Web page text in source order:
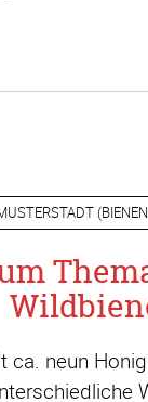
(
ca. neun